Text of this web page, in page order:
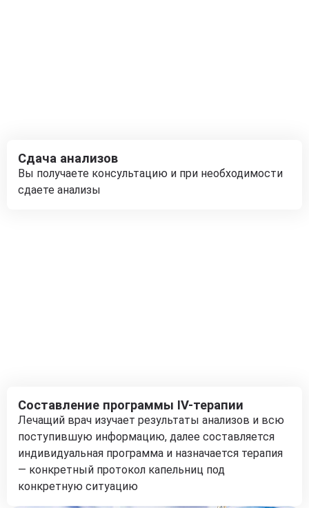
Сдача анализов
Вы получаете консультацию и при необходимости
сдаете анализы
Составление программы IV-терапии
Лечащий врач изучает результаты анализов и всю
поступившую информацию, далее составляется
индивидуальная программа и назначается терапия
— конкретный протокол капельниц под
конкретную ситуацию